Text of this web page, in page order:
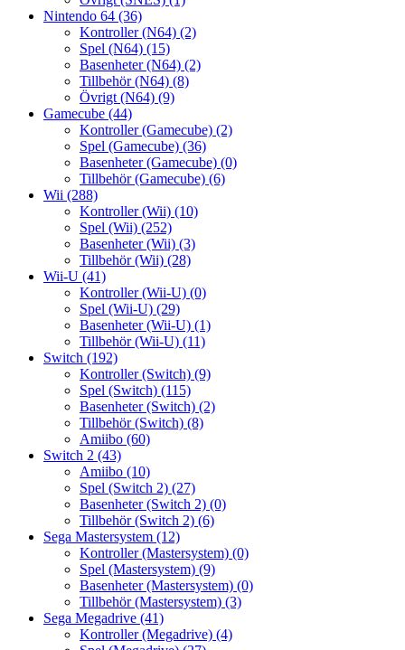
Nintendo 64 (36)
Kontroller (N64) (2)
Spel (N64) (15)
Basenheter (N64) (2)
Tillbehör (N64) (8)
Övrigt (N64) (9)
Gamecube (44)
Kontroller (Gamecube) (2)
Spel (Gamecube) (36)
Basenheter (Gamecube) (0)
Tillbehör (Gamecube) (6)
Wii (288)
Kontroller (Wii) (10)
Spel (Wii) (252)
Basenheter (Wii) (3)
Tillbehör (Wii) (28)
Wii-U (41)
Kontroller (Wii-U) (0)
Spel (Wii-U) (29)
Basenheter (Wii-U) (1)
Tillbehör (Wii-U) (11)
Switch (192)
Kontroller (Switch) (9)
Spel (Switch) (115)
Basenheter (Switch) (2)
Tillbehör (Switch) (8)
Amiibo (60)
Switch 2 (43)
Amiibo (10)
Spel (Switch 2) (27)
Basenheter (Switch 2) (0)
Tillbehör (Switch 2) (6)
Sega Mastersystem (12)
Kontroller (Mastersystem) (0)
Spel (Mastersystem) (9)
Basenheter (Mastersystem) (0)
Tillbehör (Mastersystem) (3)
Sega Megadrive (41)
Kontroller (Megadrive) (4)